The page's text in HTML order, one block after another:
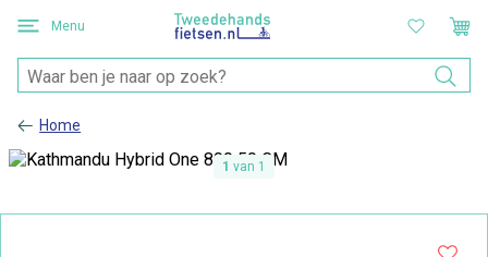
Menu
Home
1 van 1